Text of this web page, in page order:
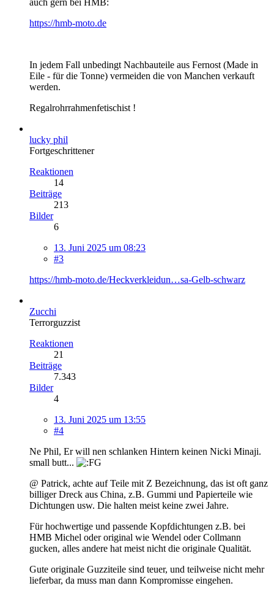
https://hmb-moto.de
In jedem Fall unbedingt Nachbauteile aus Fernost (Made in
Eile - für die Tonne) vermeiden die von Manchen verkauft
werden.
Regalrohrrahmenfetischist !
lucky phil
Fortgeschrittener
Reaktionen
14
Beiträge
213
Bilder
6
13. Juni 2025 um 08:23
#3
https://hmb-moto.de/Heckverkleidun…sa-Gelb-schwarz
Zucchi
Terrorguzzist
Reaktionen
21
Beiträge
7.343
Bilder
4
13. Juni 2025 um 13:55
#4
Ne Phil, Er will nen schlanken Hintern keinen Nicki Minaji.
small butt...
@ Patrick, achte auf Teile mit Z Bezeichnung, das ist oft ganz
billiger Dreck aus China, z.B. Gummi und Papierteile wie
Dichtungen usw. Die halten meist keine zwei Jahre.
Für hochwertige und passende Kopfdichtungen z.B. bei
HMB Michel oder original wie Wendel oder Collmann
gucken, alles andere hat meist nicht die originale Qualität.
Gute originale Guzziteile sind teuer, und teilweise nicht mehr
lieferbar, da muss man dann Kompromisse eingehen.